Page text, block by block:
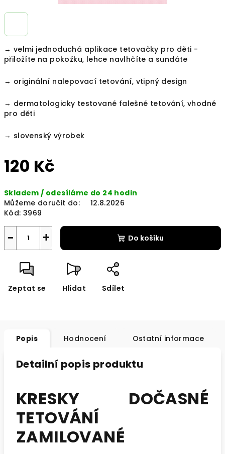
→ velmi jednoduchá aplikace tetovačky pro děti -
přiložíte na pokožku, lehce navlhčíte a sundáte
→ originální nalepovací tetování, vtipný design
→ dermatologicky testované falešné tetování, vhodné
pro děti
→ slovenský výrobek
120 Kč
cena:
Skladem / odesíláme do 24 hodin
Můžeme doručit do:
12.8.2026
Kód: 3969
+
− Do košíku
Zeptat se Hlídat Sdílet
Popis Hodnocení Ostatní informace
Detailní popis produktu
KRESKY DOČASNÉ
TETOVÁNÍ
ZAMILOVANÉ